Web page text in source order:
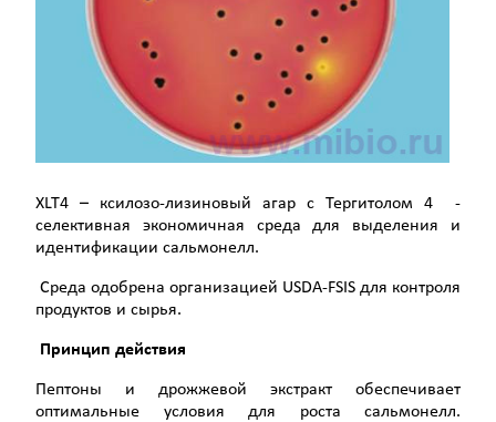
XLT4 – ксилозо-лизиновый агар с Тергитолом 4 -
селективная экономич­ная среда для выделения и
идентификации сальмонелл.
Среда одобрена организацией USDA-FSIS для контроля
продуктов и сырья.
Принцип действия
Пептоны и дрожжевой экстракт обеспечивает
оптимальные условия для роста сальмонелл.